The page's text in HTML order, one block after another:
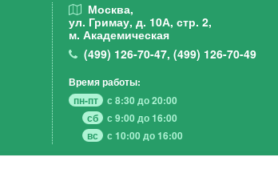
Москва,
ул. Гримау, д. 10А, стр. 2,
м. Академическая
(499) 126-70-47, (499) 126-70-49
Время работы:
пн-пт
с 8:30 до 20:00
сб
с 9:00 до 16:00
вс
с 10:00 до 16:00